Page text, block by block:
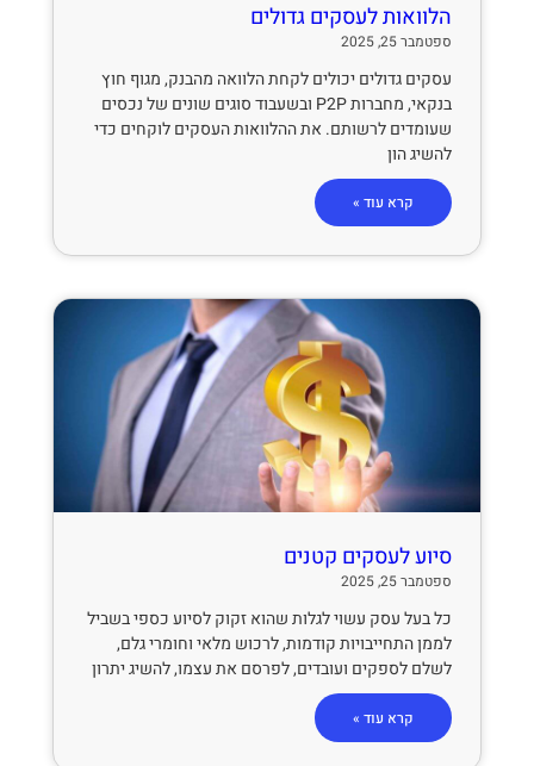
הלוואות לעסקים גדולים
ספטמבר 25, 2025
עסקים גדולים יכולים לקחת הלוואה מהבנק, מגוף חוץ
בנקאי, מחברות P2P ובשעבוד סוגים שונים של נכסים
שעומדים לרשותם. את ההלוואות העסקים לוקחים כדי
להשיג הון
קרא עוד »
סיוע לעסקים קטנים
ספטמבר 25, 2025
כל בעל עסק עשוי לגלות שהוא זקוק לסיוע כספי בשביל
לממן התחייבויות קודמות, לרכוש מלאי וחומרי גלם,
לשלם לספקים ועובדים, לפרסם את עצמו, להשיג יתרון
קרא עוד »